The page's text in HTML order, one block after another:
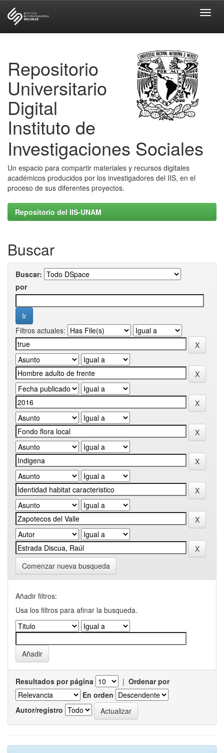
Repositorio
Universitario
Digital
Instituto de
Investigaciones Sociales
Un espacio para compartir materiales y recursos digitales
académicos producidos por los investigadores del IIS, en el
proceso de sus diferentes proyectos.
Repositorio del IIS-UNAM
Buscar
Buscar:
por
Filtros actuales:
Comenzar nueva busqueda
Añadir filtros:
Usa los filtros para afinar la busqueda.
Resultados por página | Ordenar por
En orden
Autor/registro